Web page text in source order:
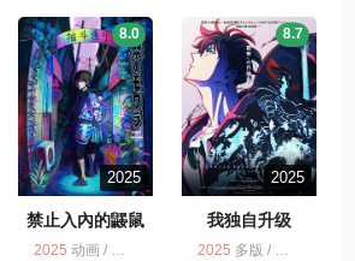
2025
禁止入內的鼹鼠
8.0
2025 动画 / 多版 / 禁止入內的鼹鼠
2025
我独自升级
8.7
2025 多版 / 冒险 / 剧情 / 我独自升级 第2季 / 动作 / 动画 / 奇幻